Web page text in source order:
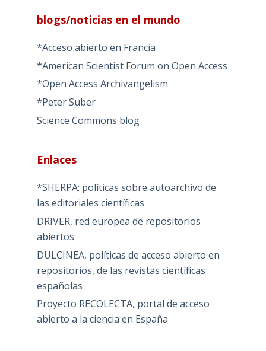
blogs/noticias en el mundo
*Acceso abierto en Francia
*American Scientist Forum on Open Access
*Open Access Archivangelism
*Peter Suber
Science Commons blog
Enlaces
*SHERPA: políticas sobre autoarchivo de
las editoriales científicas
DRIVER, red europea de repositorios
abiertos
DULCINEA, políticas de acceso abierto en
repositorios, de las revistas científicas
españolas
Proyecto RECOLECTA, portal de acceso
abierto a la ciencia en España